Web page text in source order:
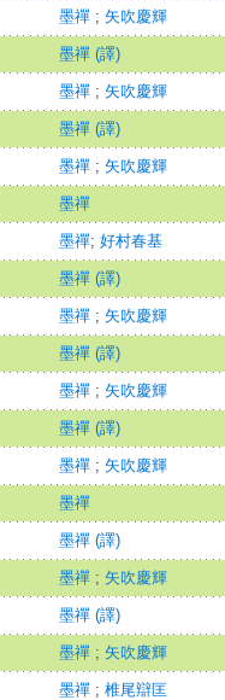
墨禪 ; 矢吹慶輝
墨禪 (譯)
墨禪 ; 矢吹慶輝
墨禪 (譯)
墨禪 ; 矢吹慶輝
墨禪
墨禪; 好村春基
墨禪 (譯)
墨禪 ; 矢吹慶輝
墨禪 (譯)
墨禪 ; 矢吹慶輝
墨禪 (譯)
墨禪 ; 矢吹慶輝
墨禪
墨禪 (譯)
墨禪 ; 矢吹慶輝
墨禪 (譯)
墨禪 ; 矢吹慶輝
墨禪 ; 椎尾辯匡